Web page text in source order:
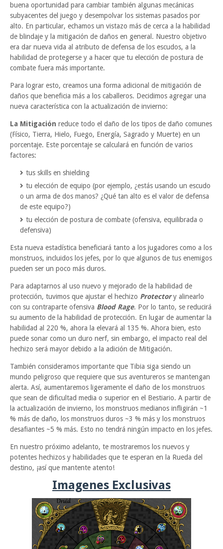
buena oportunidad para cambiar también algunas mecánicas
subyacentes del juego y desempolvar los sistemas pasados ​​por
alto. En particular, echamos un vistazo más de cerca a la habilidad
de blindaje y la mitigación de daños en general. Nuestro objetivo
era dar nueva vida al atributo de defensa de los escudos, a la
habilidad de protegerse y a hacer que tu elección de postura de
combate fuera más importante.
Para lograr esto, creamos una forma adicional de mitigación de
daños que beneficia más a los caballeros. Decidimos agregar una
nueva característica con la actualización de invierno:
La Mitigación reduce todo el daño de los tipos de daño comunes
(Físico, Tierra, Hielo, Fuego, Energía, Sagrado y Muerte) en un
porcentaje. Este porcentaje se calculará en función de varios
factores:
tus skills en shielding
tu elección de equipo (por ejemplo, ¿estás usando un escudo
o un arma de dos manos? ¿Qué tan alto es el valor de defensa
de este equipo?)
tu elección de postura de combate (ofensiva, equilibrada o
defensiva)
Esta nueva estadística beneficiará tanto a los jugadores como a los
monstruos, incluidos los jefes, por lo que algunos de tus enemigos
pueden ser un poco más duros.
Para adaptarnos al uso nuevo y mejorado de la habilidad de
protección, tuvimos que ajustar el hechizo Protector y alinearlo
con su contraparte ofensiva Blood Rage. Por lo tanto, se reducirá
su aumento de la habilidad de protección. En lugar de aumentar la
habilidad al 220 %, ahora la elevará al 135 %. Ahora bien, esto
puede sonar como un duro nerf, sin embargo, el impacto real del
hechizo será mayor debido a la adición de Mitigación.
También consideramos importante que Tibia siga siendo un
mundo peligroso que requiere que sus aventureros se mantengan
alerta. Así, aumentaremos ligeramente el daño de los monstruos
que sean de dificultad media o superior en el Bestiario. A partir de
la actualización de invierno, los monstruos medianos infligirán ~1
% más de daño, los monstruos duros ~3 % más y los monstruos
desafiantes ~5 % más. Esto no tendrá ningún impacto en los jefes.
En nuestro próximo adelanto, te mostraremos los nuevos y
potentes hechizos y habilidades que te esperan en la Rueda del
destino, ¡así que mantente atento!
Imagenes Exclusivas